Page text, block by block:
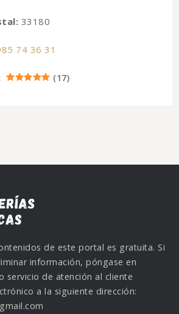
33180
74 36 31
(17)
de este portal es gratuita. Si
información, póngase en
servicio de atención al cliente
a la siguiente dirección: